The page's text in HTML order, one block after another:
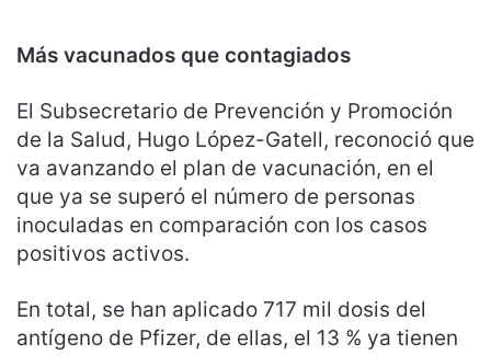
Más vacunados que contagiados
El Subsecretario de Prevención y Promoción
de la Salud, Hugo López-Gatell, reconoció que
va avanzando el plan de vacunación, en el
que ya se superó el número de personas
inoculadas en comparación con los casos
positivos activos.
En total, se han aplicado 717 mil dosis del
antígeno de Pfizer, de ellas, el 13 % ya tienen